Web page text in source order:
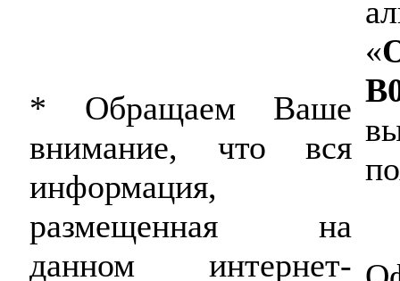
* Обращаем Ваше
внимание, что вся
информация,
размещенная на
данном интернет-
«